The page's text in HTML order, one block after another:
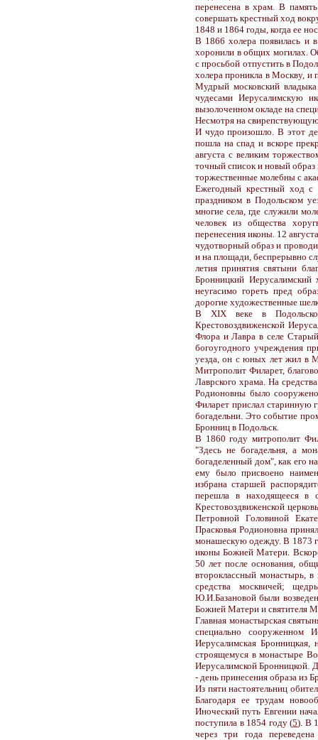
перенесена в храм. В
совершать крестный ход
1848 и 1864 годы, когда ее
В 1866 холера появилась и
хоронили в общих могилах.
с просьбой отпустить в
холера проникла в Москву, и
Мудрый московский владыка
чудесами Иерусалимскую
вызолоченном окладе на
Несмотря на
И чудо произошло. В этот
пошла на спад и вскоре
августа с великим
точный список и новый
торжественные молебны с
Ежегодный крестный ход с
праздником в Подольском
многие села, где служили
человек из общества
перенесения иконы. 12
чудотворный образ и
и на площади, беспрерывно
летия принятия святыни
Бронницкий
неугасимо гореть пред
дорогие художественные
В XIX веке в
Крестовоздвиженской
Флора и Лавра в селе
богоугодного учреждения
уезда, он с юных лет жил в
Митрополит Филарет,
Лаврского храма. На
Родионовны было
Филарет прислал старинную
богадельни. Это событие
Бронниц в Подольск.
В 1860 году митрополит
"Здесь не богадельня, а
богаделенный дом", как его
ему было присвоено
избрана старшей
перешла в находящееся в
Крестовоздвиженской
Петровной Головиной
Прасковья Родионовна
монашескую одежду. В 1873
иконы Божией Матери.
50 лет после основания,
второклассный монастырь,
средства москвичей;
Ю.И.Базановой были
Божией Матери и святителя
Главная монастырская
специально сооруженном
Иерусалимская
строящемуся в монастыре
Иерусалимской Бронницкой.
- день принесения образа из
Из пяти настоятельниц
Благодаря ее трудам
Иноческий путь Евгении
поступила в 1854 году (5). В
через три года